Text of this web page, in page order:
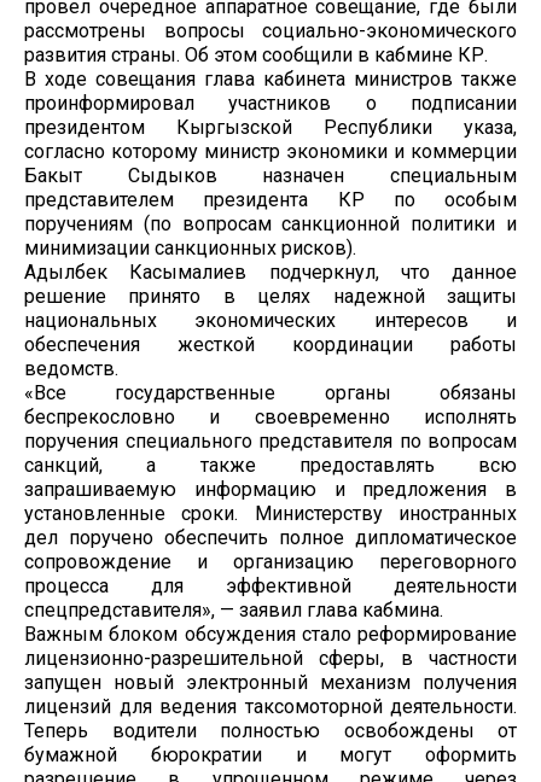
провел очередное аппаратное совещание, где были
рассмотрены вопросы социально-экономического
развития страны. Об этом сообщили в кабмине КР.
В ходе совещания глава кабинета министров также
проинформировал участников о подписании
президентом Кыргызской Республики указа,
согласно которому министр экономики и коммерции
Бакыт Сыдыков назначен специальным
представителем президента КР по особым
поручениям (по вопросам санкционной политики и
минимизации санкционных рисков).
Адылбек Касымалиев подчеркнул, что данное
решение принято в целях надежной защиты
национальных экономических интересов и
обеспечения жесткой координации работы
ведомств.
«Все государственные органы обязаны
беспрекословно и своевременно исполнять
поручения специального представителя по вопросам
санкций, а также предоставлять всю
запрашиваемую информацию и предложения в
установленные сроки. Министерству иностранных
дел поручено обеспечить полное дипломатическое
сопровождение и организацию переговорного
процесса для эффективной деятельности
спецпредставителя», — заявил глава кабмина.
Важным блоком обсуждения стало реформирование
лицензионно-разрешительной сферы, в частности
запущен новый электронный механизм получения
лицензий для ведения таксомоторной деятельности.
Теперь водители полностью освобождены от
бумажной бюрократии и могут оформить